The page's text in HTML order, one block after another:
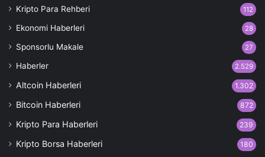
Kripto Para Rehberi 112
Ekonomi Haberleri 28
Sponsorlu Makale 27
Haberler 2.529
Altcoin Haberleri 1.302
Bitcoin Haberleri 872
Kripto Para Haberleri 239
Kripto Borsa Haberleri 180